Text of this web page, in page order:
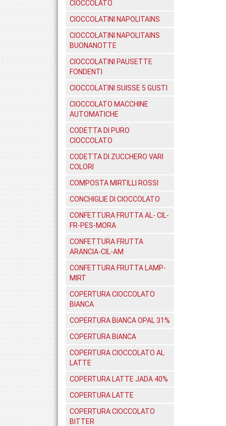
CIOCCOLATO
CIOCCOLATINI NAPOLITAINS
CIOCCOLATINI NAPOLITAINS
BUONANOTTE
CIOCCOLATINI PAUSETTE
FONDENTI
CIOCCOLATINI SUISSE 5 GUSTI
CIOCCOLATO MACCHINE
AUTOMATICHE
CODETTA DI PURO
CIOCCOLATO
CODETTA DI ZUCCHERO VARI
COLORI
COMPOSTA MIRTILLI ROSSI
CONCHIGLIE DI CIOCCOLATO
CONFETTURA FRUTTA AL- CIL-
FR-PES-MORA
CONFETTURA FRUTTA
ARANCIA-CIL-AM
CONFETTURA FRUTTA LAMP-
MIRT
COPERTURA CIOCCOLATO
BIANCA
COPERTURA BIANCA OPAL 31%
COPERTURA BIANCA
COPERTURA CIOCCOLATO AL
LATTE
COPERTURA LATTE JADA 40%
COPERTURA LATTE
COPERTURA CIOCCOLATO
BITTER